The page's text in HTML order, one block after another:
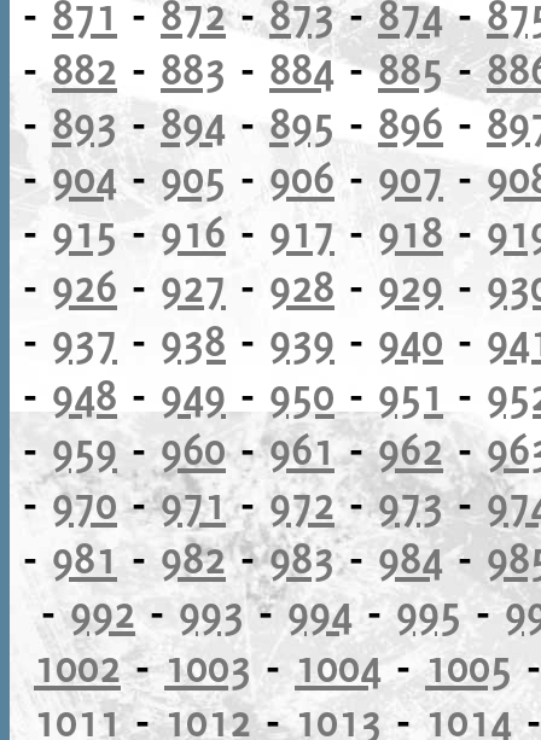
- 871 -872-873-874-
- 882 - 883 - 884-885-
- 893 -894 - 895 - 896 -
-904- 905 - 906 - 907 -
- 915 - 916 - 917 - 918 -
- 926 - 927 - 928 - 929 -
- 937 - 938 - 939 - 940 -
- 948 - 949 - 950 - 951 -
- 959 - 960-961-962-
-970-971-972-973-
- 981 - 982-983- 984-
-992- 993-994 -995 -
1002-1003 - 1004-1005
1011-1012-1013-1014